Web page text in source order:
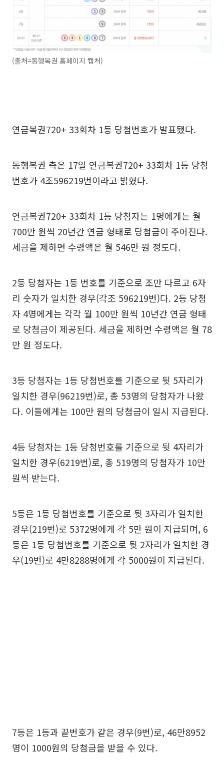
(출처=동행복권 홈페이지 캡처)
연금복권720+ 33회차 1등 당첨번호가 발표됐다.
동행복권 측은 17일 연금복권720+ 33회차 1등 당첨
번호가 4조596219번이라고 밝혔다.
연금복권720+ 33회차 1등 당첨자는 1명에게는 월
700만 원씩 20년간 연금 형태로 당첨금이 주어진다.
세금을 제하면 수령액은 월 546만 원 정도다.
2등 당첨자는 1등 번호를 기준으로 조만 다르고 6자
리 숫자가 일치한 경우(각조 596219번)다. 2등 당첨
자 4명에게는 각각 월 100만 원씩 10년간 연금 형태
로 당첨금이 제공된다. 세금을 제하면 수령액은 월 78
만 원 정도다.
3등 당첨자는 1등 당첨번호를 기준으로 뒷 5자리가
일치한 경우(96219번)로, 총 53명의 당첨자가 나왔
다. 이들에게는 100만 원의 당첨금이 일시 지급된다.
4등 당첨자는 1등 당첨번호를 기준으로 뒷 4자리가
일치한 경우(6219번)로, 총 519명의 당첨자가 10만
원씩 받는다.
5등은 1등 당첨번호를 기준으로 뒷 3자리가 일치한
경우(219번)로 5372명에게 각 5만 원이 지급되며, 6
등은 1등 당첨번호를 기준으로 뒷 2자리가 일치한 경
우(19번)로 4만8288명에게 각 5000원이 지급된다.
7등은 1등과 끝번호가 같은 경우(9번)로, 46만8952
명이 1000원의 당첨금을 받을 수 있다.